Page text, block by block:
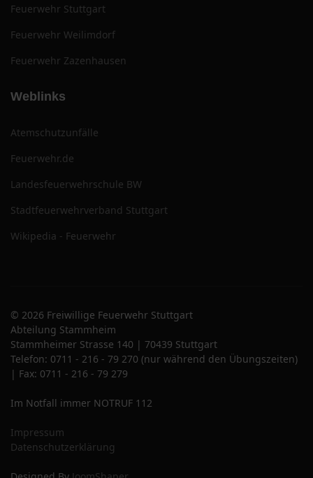
Feuerwehr Stuttgart
Feuerwehr Weilimdorf
Feuerwehr Zazenhausen
Weblinks
Atemschutzunfälle
Feuerwehr.de
Landesfeuerwehrschule BW
Stadtfeuerwehrverband Stuttgart
Wikipedia - Feuerwehr
© 2026 Freiwillige Feuerwehr Stuttgart
Abteilung Stammheim
Stammheimer Strasse 140 | 70439 Stuttgart
Telefon: 0711 - 216 - 79 270 (nur während den Übungszeiten)
| Fax: 0711 - 216 - 79 279
Im Notfall immer NOTRUF 112
Impressum
Datenschutzerklärung